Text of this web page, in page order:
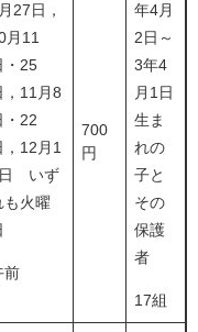
27日，
月11
・25
，11月8
・22
，12月1
いず
も火曜
前
700
円
年4月
2日～
3年4
月1日
生ま
れの
子と
その
保護
者
17組